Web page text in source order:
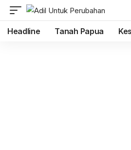
Headline Tanah Papua